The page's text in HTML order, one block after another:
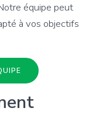
équipe peut
à vos objectifs